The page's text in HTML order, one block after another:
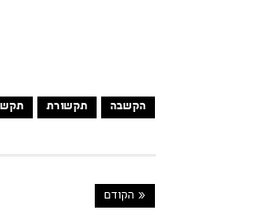
הקשבה תקשורת
« הקודם